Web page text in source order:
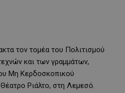
τον τομέα του Πολιτισμού
και των γραμμάτων,
Μη Κερδοσκοπικού
Ριάλτο, στη Λεμεσό.